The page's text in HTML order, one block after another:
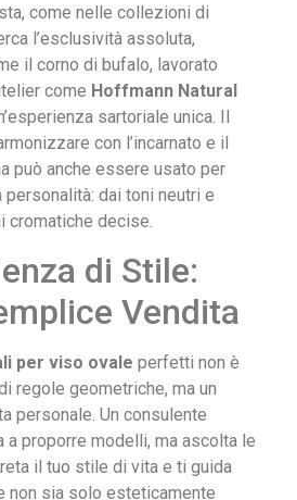
come nelle collezioni di
l’esclusività assoluta,
il corno di bufalo, lavorato
come Hoffmann Natural
sartoriale unica. Il
con l’incarnato e il
può anche essere usato per
dai toni neutri e
decise.
di Stile:
Vendita
per viso ovale perfetti non è
regole geometriche, ma un
personale. Un consulente
proporre modelli, ma ascolta le
il tuo stile di vita e ti guida
non sia solo esteticamente